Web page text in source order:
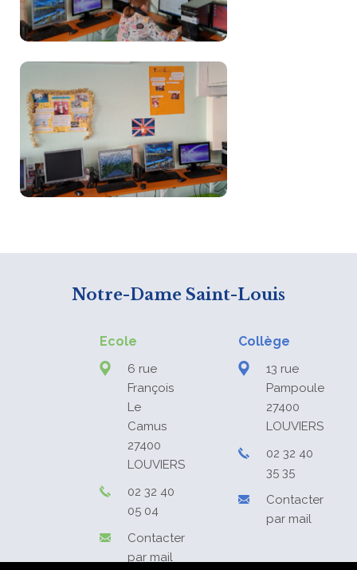
Notre-Dame Saint-Louis
Ecole
6 rue
François
Le
Camus
27400
LOUVIERS
02 32 40
05 04
Contacter
par mail
Collège
13 rue
Pampoule
27400
LOUVIERS
02 32 40
35 35
Contacter
par mail